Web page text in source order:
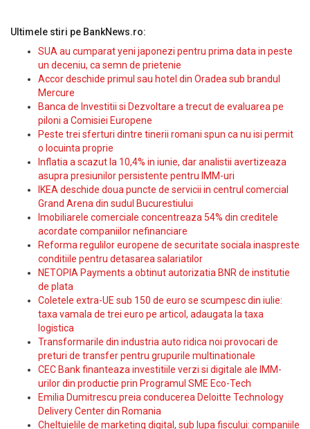
Ultimele stiri pe BankNews.ro:
SUA au cumparat yeni japonezi pentru prima data in peste
un deceniu, ca semn de prietenie
Accor deschide primul sau hotel din Oradea sub brandul
Mercure
Banca de Investitii si Dezvoltare a trecut de evaluarea pe
piloni a Comisiei Europene
Peste trei sferturi dintre tinerii romani spun ca nu isi permit
o locuinta proprie
Inflatia a scazut la 10,4% in iunie, dar analistii avertizeaza
asupra presiunilor persistente pentru IMM-uri
IKEA deschide doua puncte de servicii in centrul comercial
Grand Arena din sudul Bucurestiului
Imobiliarele comerciale concentreaza 54% din creditele
acordate companiilor nefinanciare
Reforma regulilor europene de securitate sociala inaspreste
conditiile pentru detasarea salariatilor
NETOPIA Payments a obtinut autorizatia BNR de institutie
de plata
Coletele extra-UE sub 150 de euro se scumpesc din iulie:
taxa vamala de trei euro pe articol, adaugata la taxa
logistica
Transformarile din industria auto ridica noi provocari de
preturi de transfer pentru grupurile multinationale
CEC Bank finanteaza investitiile verzi si digitale ale IMM-
urilor din productie prin Programul SME Eco-Tech
Emilia Dumitrescu preia conducerea Deloitte Technology
Delivery Center din Romania
Cheltuielile de marketing digital, sub lupa fiscului: companiile